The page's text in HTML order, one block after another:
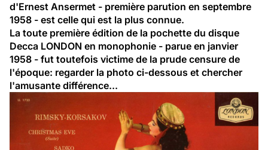
d'Ernest Ansermet - première parution en septembre
1958 - est celle qui est la plus connue.
La toute première édition de la pochette du disque
Decca LONDON en monophonie - parue en janvier
1958 - fut toutefois victime de la prude censure de
l'époque: regarder la photo ci-dessous et chercher
l'amusante différence...